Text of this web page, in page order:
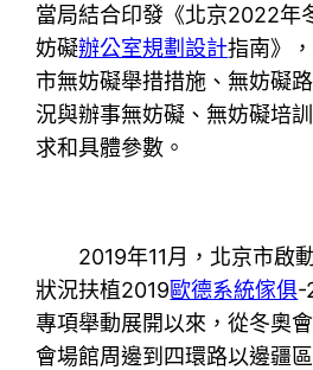
當局結合印發《北京2022年
妨礙辦公室規劃設計指南》
市無妨礙舉措措施、無妨礙
況與辦事無妨礙、無妨礙培
求和具體參數。
2019年11月，北京市啟
狀況扶植2019歐德系統傢俱-
專項舉動展開以來，從冬奧
會場館周邊到四環路以邊疆